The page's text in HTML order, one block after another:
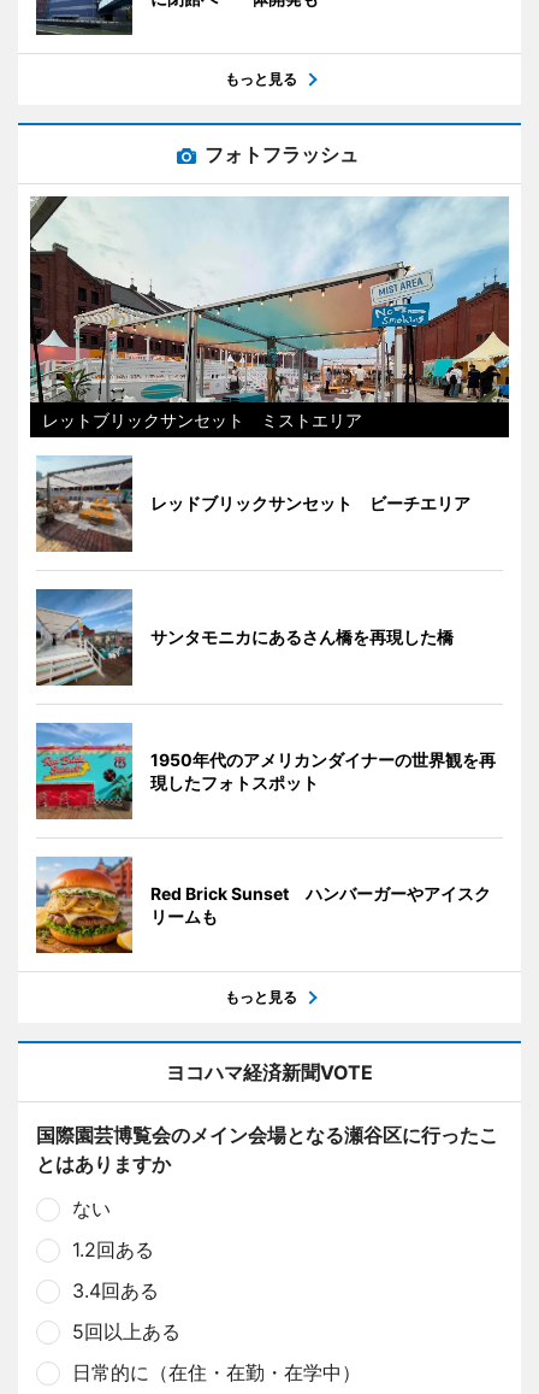
もっと見る
フォトフラッシュ
レットブリックサンセット ミストエリア
レッドブリックサンセット ビーチエリア
サンタモニカにあるさん橋を再現した橋
1950年代のアメリカンダイナーの世界観を再
現したフォトスポット
Red Brick Sunset ハンバーガーやアイスク
リームも
もっと見る
ヨコハマ経済新聞VOTE
国際園芸博覧会のメイン会場となる瀬谷区に行ったこ
とはありますか
ない
1.2回ある
3.4回ある
5回以上ある
日常的に（在住・在勤・在学中）